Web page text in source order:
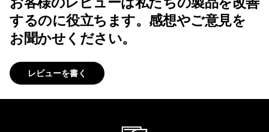
するのに役立ちます。感想やご意見を
お聞かせください。
レビューを書く